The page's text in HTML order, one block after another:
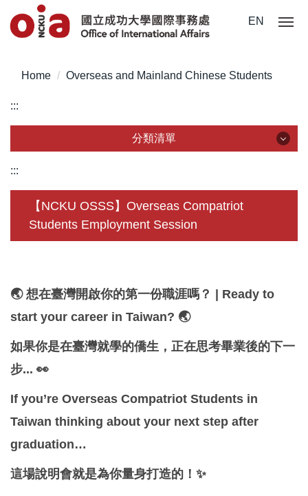
Jump
to
content
EN
Home Overseas and Mainland Chinese Students
:::
分類清單
About Us
Incoming Application
Life @ NCKU
Global Engagement
:::
【NCKU OSSS】Overseas Compatriot
Students Employment Session
🌏 想在臺灣開啟你的第一份職涯嗎？ | Ready to
start your career in Taiwan? 🌏
如果你是在臺灣就學的僑生，正在思考畢業後的下一
步... 👀
If you’re Overseas Compatriot Students in
Taiwan thinking about your next step after
graduation…
這場說明會就是為你量身打造的！✨